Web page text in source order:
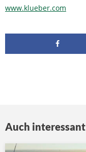
www.klueber.com
Auch interessant